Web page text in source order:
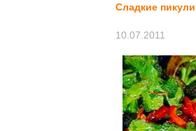
Сладкие пикули
10.07.2011